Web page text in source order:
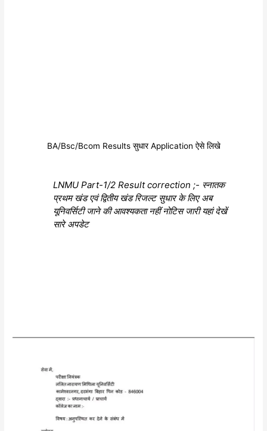
BA/Bsc/Bcom Results सुधार Application ऐसे लिखे
LNMU Part-1/2 Result correction ;- स्नातक
प्रथम खंड एवं द्वितीय खंड रिजल्ट सुधार के लिए अब
यूनिवर्सिटी जाने की आवश्यकता नहीं नोटिस जारी यहां देखें
सारे अपडेट